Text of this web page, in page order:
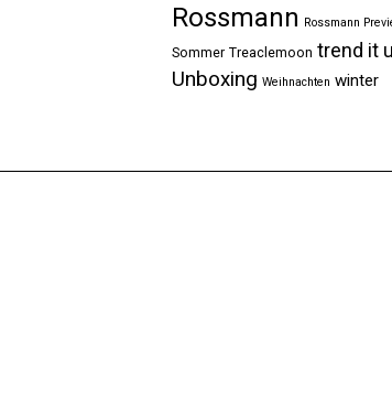
Rossmann Rossmann
Sommer Treaclemoon trend it
Unboxing Weihnachten winter